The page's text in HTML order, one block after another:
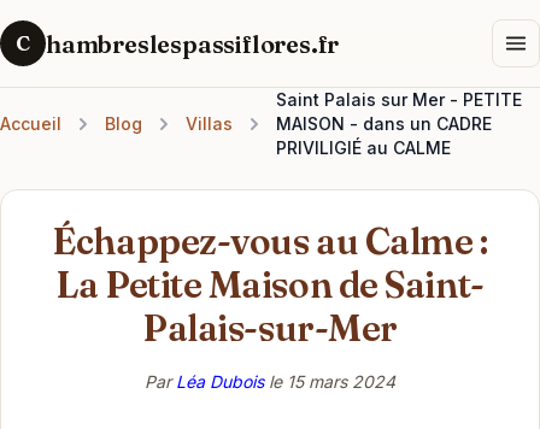
C hambreslespassiflores.fr
Accueil Blog Villas
Saint Palais sur Mer - PETITE
MAISON - dans un CADRE
PRIVILIGIÉ au CALME
Échappez-vous au Calme :
La Petite Maison de Saint-
Palais-sur-Mer
ParLéa Duboisle 15 mars 2024